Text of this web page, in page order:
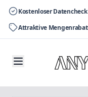
Kostenloser Datencheck
Attraktive